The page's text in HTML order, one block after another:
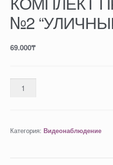
№2
69.000₸
Категория: Видеонаблюдение